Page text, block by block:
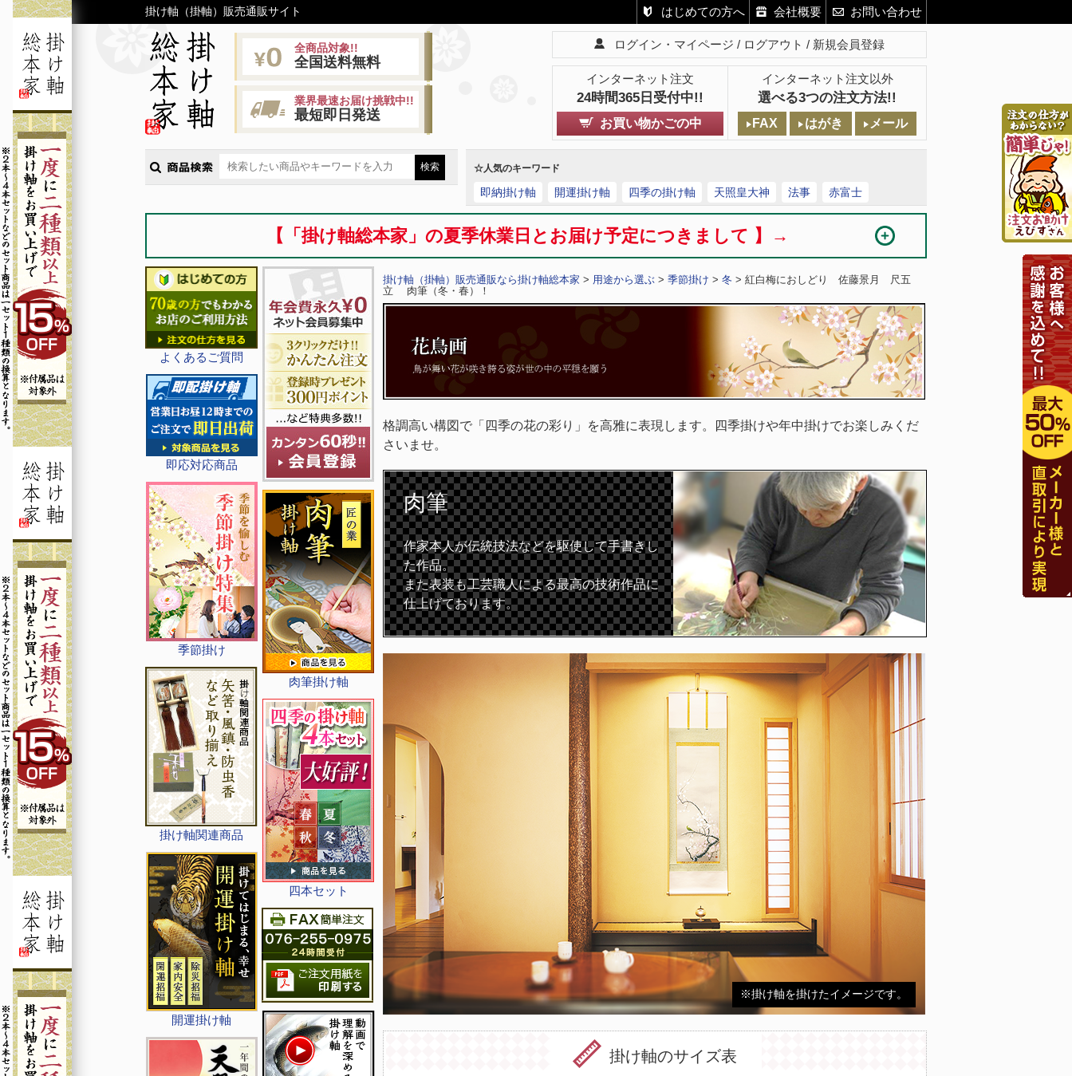
掛け軸（掛軸）販売通販サイト はじめての方へ 会社概要 お問い合わせ
全商品対象!!
全国送料無料
業界最速お届け挑戦中!!
最短即日発送
ログイン・マイページ ログアウト 新規会員登録
インターネット注文
24時間365日受付中!!
インターネット注文以外
選べる3つの注文方法!!
お買い物かごの中 FAX はがき メール
☆人気のキーワード
即納掛け軸 開運掛け軸 四季の掛け軸 天照皇大神 法事 赤富士
【「掛け軸総本家」の夏季休業日とお届け予定につきまして 】→
よくあるご質問
即応対応商品
季節掛け
掛け軸関連商品
開運掛け軸
肉筆掛け軸
四本セット
掛け軸（掛軸）販売通販なら掛け軸総本家 > 用途から選ぶ > 季節掛け > 冬 > 紅白梅におしどり 佐藤景月 尺五
立 肉筆（冬・春）！
格調高い構図で「四季の花の彩り」を高雅に表現します。四季掛けや年中掛けでお楽しみくだ
さいませ。
肉筆
作家本人が伝統技法などを駆使して手書きし
た作品。
また表装も工芸職人による最高の技術作品に
仕上げております。
※掛け軸を掛けたイメージです。
掛け軸のサイズ表